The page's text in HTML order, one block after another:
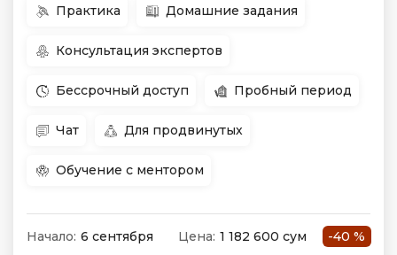
Практика Домашние задания
Консультация экспертов
Бессрочный доступ Пробный период
Чат Для продвинутых
Обучение с ментором
Начало: 6 сентября Цена: 1 182 600 сум
-40 %